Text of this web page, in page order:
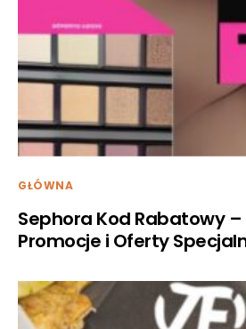
GŁÓWNA
Sephora Kod Rabatowy
Promocje i Oferty